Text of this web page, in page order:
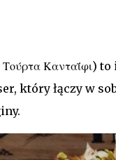
Κανταΐφι)
który łączy w